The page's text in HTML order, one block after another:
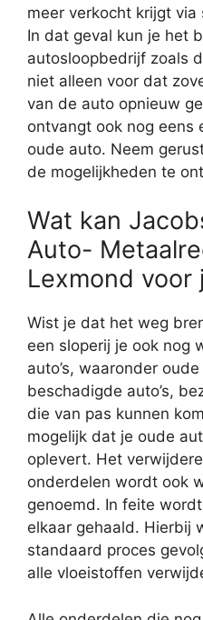
meer verkocht krijgt
In dat geval kun je het
autosloopbedrijf zoals
niet alleen voor dat
van de auto opnieuw
ontvangt ook nog eens
oude auto. Neem
de mogelijkheden te
Wat kan
Auto-
Lexmond voor
Wist je dat het weg
een sloperij je ook nog
auto’s, waaronder
beschadigde auto’s,
die van pas kunnen
mogelijk dat je oude
oplevert. Het
onderdelen wordt ook
genoemd. In feite
elkaar gehaald. Hierbij
standaard proces
alle vloeistoffen